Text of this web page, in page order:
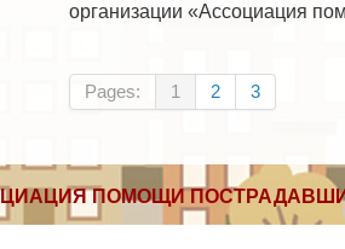
организации «Ассоциация
Pages: 1 2 3
ПОМОЩИ